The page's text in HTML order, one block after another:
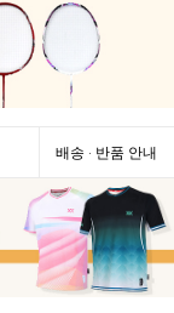
배송 · 반품 안내